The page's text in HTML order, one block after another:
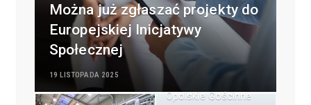
Można już zgłaszać projekty do
Europejskiej Inicjatywy
Społecznej
19 LISTOPADA 2025
Opolskie Gościnne